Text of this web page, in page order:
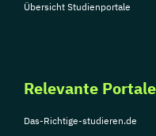
Übersicht Studienportale
Relevante Portale
Das-Richtige-studieren.de